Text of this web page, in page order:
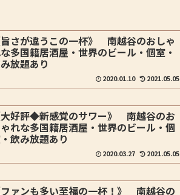
旨さが違うこの一杯》 南越谷のおしゃ
多国籍居酒屋・世界のビール・個室・
放題あり
2020.01.10 2021.05.05
大好評◆新感覚のサワー》 南越谷のお
れな多国籍居酒屋・世界のビール・個
飲み放題あり
2020.03.27 2021.05.05
ファンも多い至福の一杯！》 南越谷の